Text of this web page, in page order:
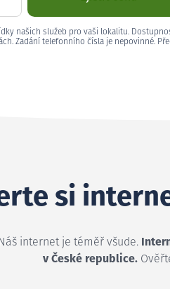
našich služeb pro vaši lokalitu.
Zadání telefonního čísla je nepovinné.
si
Náš internet je téměř všude.
v České republice.